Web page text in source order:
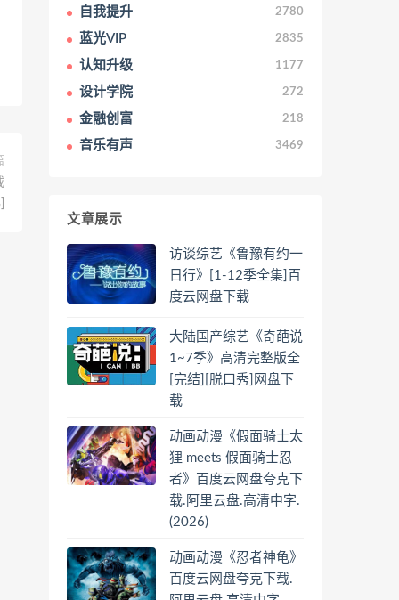
自我提升 2780
蓝光VIP 2835
认知升级 1177
设计学院 272
金融创富 218
音乐有声 3469
文章展示
访谈综艺《鲁豫有约一
日行》[1-12季全集]百
度云网盘下载
大陆国产综艺《奇葩说
1~7季》高清完整版全
[完结][脱口秀]网盘下
载
动画动漫《假面骑士太
狸 meets 假面骑士忍
者》百度云网盘夸克下
载.阿里云盘.高清中字.
(2026)
动画动漫《忍者神龟》
百度云网盘夸克下载.